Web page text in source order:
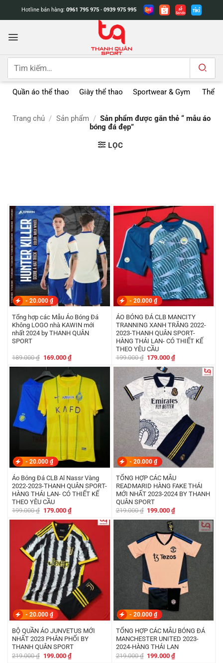
dung
Hotline bán hàng: 0961 795 975 - 0939 975 995
Tìm
Quần áo thể thao Giày thể thao Sportwear & Gym Thể
Trang chủ / Sản phẩm / Sản phẩm được gắn thẻ “ mẫu áo
bóng đá đẹp”
LỌC
- 20.000 ₫
Tổng hợp các Mẫu Áo Bóng Đá
Không LOGO nhà KAWIN mới
nhất 2024 by THANH QUÂN
SPORT
189.000₫ Giá
là:
189.000 ₫.
169.000 ₫Giá
hiện
tại
là:
169.000 ₫.
- 20.000 ₫
ÁO BÓNG ĐÁ CLB MANCITY
TRANNING XANH TRẮNG 2022-
2023-THANH QUÂN SPORT-
HÀNG THÁI LAN- CÓ THIẾT KẾ
THEO YÊU CẦU
199.000₫ Giá
là:
199.000 ₫.
179.000₫Giá
tại
là:
179.000 ₫.
- 20.000 ₫
Áo Bóng Đá CLB Al Nassr Vàng
2022-2023-THANH QUÂN SPORT-
HÀNG THÁI LAN- CÓ THIẾT KẾ
THEO YÊU CẦU
199.000₫ Giá
là:
199.000 ₫.
179.000 ₫Giá
hiện
tại
là:
179.000 ₫.
- 20.000 ₫
TỔNG HỢP CÁC MẪU
READMARID HÀNG FAKE THÁI
MỚI NHẤT 2023-2024 BY THANH
QUÂN SPORT
219.000₫ Giá
là:
219.000 ₫.
199.000₫Giá
tại
199.000 ₫.
- 20.000 ₫
BỘ QUẦN ÁO JUNVETUS MỚI
NHẤT 2023 PHÂN PHỐI BY
THANH QUÂN SPORT
219.000₫ Giá
199.000 ₫Giá
hiện
- 20.000 ₫
TỔNG HỢP CÁC MẪU BÓNG ĐÁ
MANCHESTER UNITED 2023-
2024-HÀNG THÁI LAN
219.000₫ Giá
199.000₫Giá